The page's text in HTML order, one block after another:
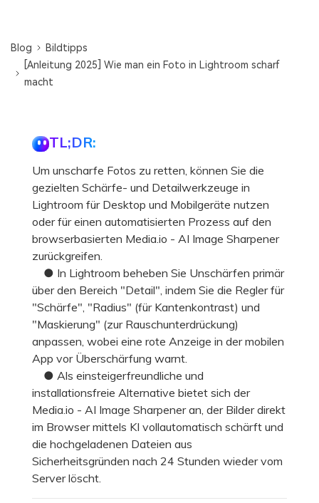
Blog
Bildtipps
[Anleitung 2025] Wie man ein Foto in Lightroom scharf
macht
TL;DR:
Um unscharfe Fotos zu retten, können Sie die
gezielten Schärfe- und Detailwerkzeuge in
Lightroom für Desktop und Mobilgeräte nutzen
oder für einen automatisierten Prozess auf den
browserbasierten Media.io - AI Image Sharpener
zurückgreifen.
● In Lightroom beheben Sie Unschärfen primär
über den Bereich "Detail", indem Sie die Regler für
"Schärfe", "Radius" (für Kantenkontrast) und
"Maskierung" (zur Rauschunterdrückung)
anpassen, wobei eine rote Anzeige in der mobilen
App vor Überschärfung warnt.
● Als einsteigerfreundliche und
installationsfreie Alternative bietet sich der
Media.io - AI Image Sharpener an, der Bilder direkt
im Browser mittels KI vollautomatisch schärft und
die hochgeladenen Dateien aus
Sicherheitsgründen nach 24 Stunden wieder vom
Server löscht.